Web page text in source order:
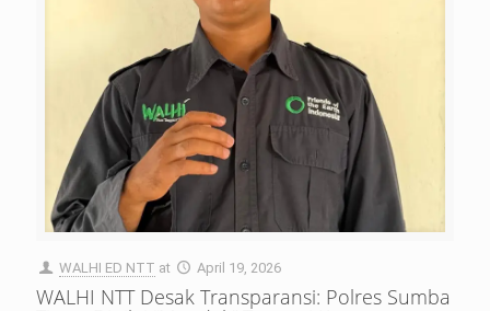
WALHI ED NTT at April 19, 2026
WALHI NTT Desak Transparansi: Polres Sumba